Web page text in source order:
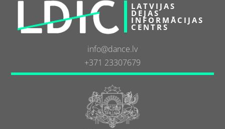
LATVIJAS
DEJAS
INFORMĀCIJAS
CENTRS
info@dance.lv
+371 23307679